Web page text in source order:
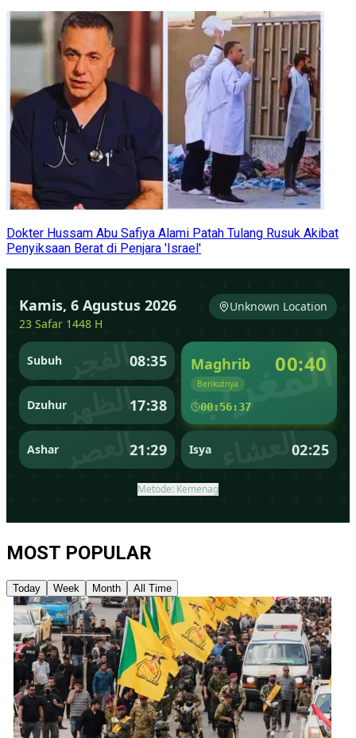
Dokter Hussam Abu Safiya Alami Patah Tulang Rusuk Akibat
Penyiksaan Berat di Penjara 'Israel'
MOST POPULAR
Today Week Month All Time